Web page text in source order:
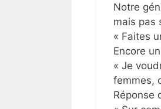
Notre
mais pas
« Faites
Encore
« Je
femmes,
Réponse